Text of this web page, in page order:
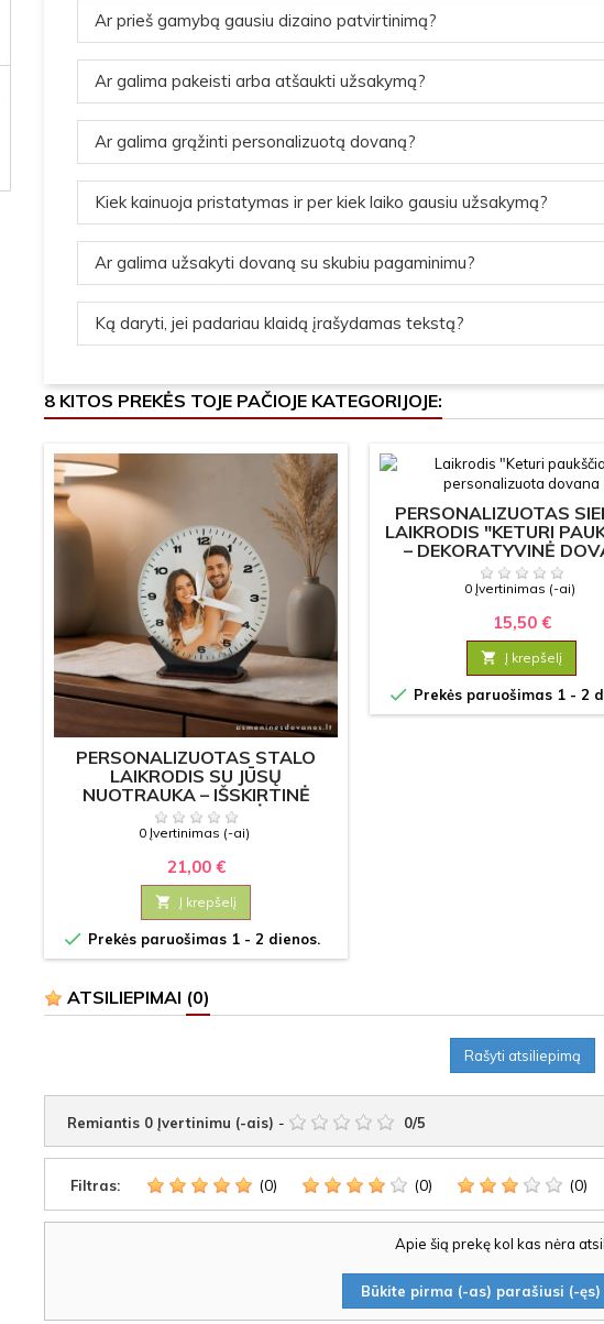
Ar prieš gamybą gausiu dizaino patvirtinimą?
Ar galima pakeisti arba atšaukti užsakymą?
Ar galima grąžinti personalizuotą dovaną?
Kiek kainuoja pristatymas ir per kiek laiko gausiu užsakymą?
Ar galima užsakyti dovaną su skubiu pagaminimu?
Ką daryti, jei padariau klaidą įrašydamas tekstą?
8 KITOS PREKĖS TOJE PAČIOJE KATEGORIJOJE:
PERSONALIZUOTAS STALO
LAIKRODIS SU JŪSŲ
NUOTRAUKA – IŠSKIRTINĖ
DOVANA VESTUVĖMS,
SUKAKTUVĖMS IR YPATINGOMS
0 Įvertinimas (-ai)
21,00 €
 Į krepšelį
 Prekės paruošimas 1 - 2 dienos.
PERSONALIZUOTAS
LAIKRODIS "KETURI
– DEKORATYVINĖ
NAMAMS
0 Įvertinimas (-ai)
15,50 €
 Į krepšelį
 Prekės paruošimas 1 - 2
ATSILIEPIMAI (0)
Rašyti atsiliepimą
Remiantis 0 Įvertinimu (-ais) - 0/5
Filtras: (0) (0) (0)
Apie šią prekę kol kas nėra
Būkite pirma (-as) parašiusi (-